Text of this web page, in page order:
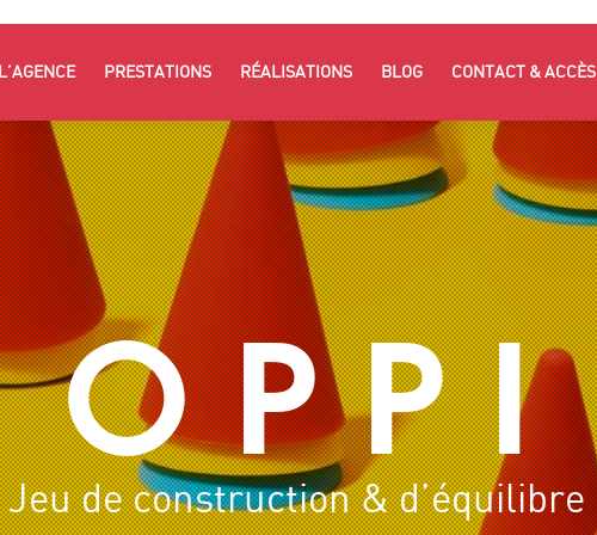
L’AGENCE PRESTATIONS RÉALISATIONS BLOG CONTACT & ACCÈS
O P P I
Jeu de construction & d’équilibre